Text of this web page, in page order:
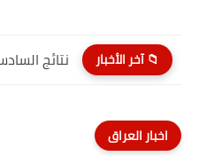
📁 آخر الأخبار
اخبار العراق